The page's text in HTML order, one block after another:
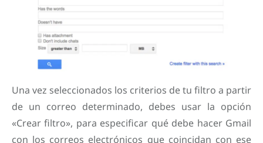
Una vez seleccionados los criterios de tu filtro a partir
de un correo determinado, debes usar la opción
«Crear filtro», para especificar qué debe hacer Gmail
con los correos electrónicos que coincidan con ese